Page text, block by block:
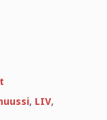
, LIV,